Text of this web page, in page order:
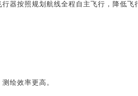
器按照规划航线全程自主飞行，降低飞
绘效率更高。